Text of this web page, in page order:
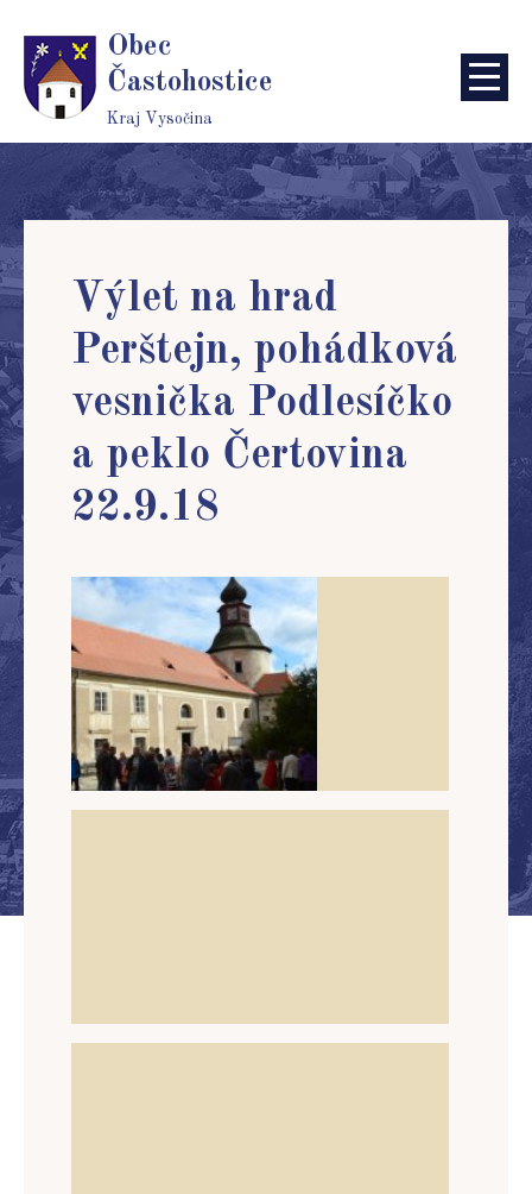
Obec
Častohostice
Kraj Vysočina
Výlet na hrad
Perštejn, pohádková
vesnička Podlesíčko
a peklo Čertovina
22.9.18